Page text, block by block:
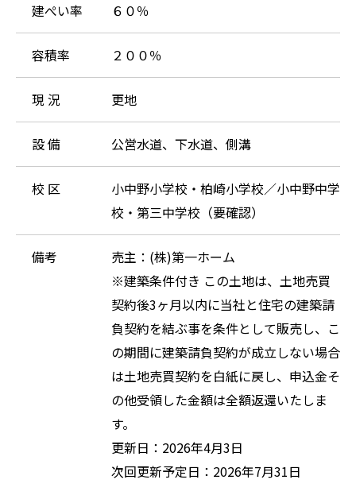
建ぺい率 ６０％
容積率 ２００％
現 況 更地
設 備 公営水道、下水道、側溝
校 区
小中野小学校・柏崎小学校／小中野中学
校・第三中学校（要確認）
備考
売主：(株)第一ホーム
※建築条件付き この土地は、土地売買
契約後3ヶ月以内に当社と住宅の建築請
負契約を結ぶ事を条件として販売し、こ
の期間に建築請負契約が成立しない場合
は土地売買契約を白紙に戻し、申込金そ
の他受領した金額は全額返還いたしま
す。
更新日：2026年4月3日
次回更新予定日：2026年7月31日